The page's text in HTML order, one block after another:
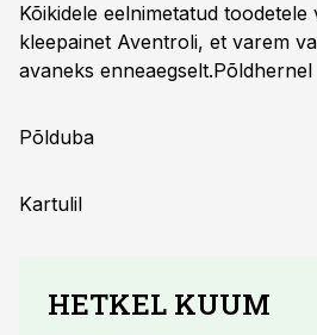
Kõikidele eelnimetatud
kleepainet Aventroli, et varem
avaneks enneaegselt.Põldhernel
Põlduba
Kartulil
HETKEL KUUM